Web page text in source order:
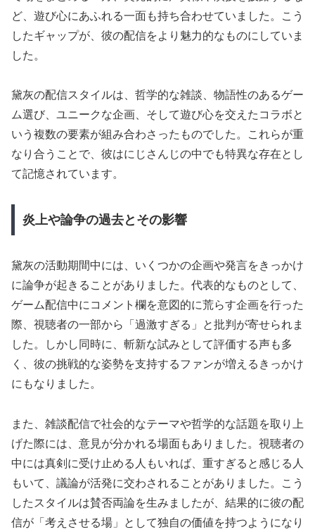
ど、遊び心にあふれる一面も持ち合わせていました。こう
したギャップが、彼の配信をより魅力的なものにしていま
した。
黛灰の配信スタイルは、哲学的な雑談、物語性のあるゲー
ム選び、ユニークな企画、そして遊び心を交えたコラボと
いう複数の要素が組み合わさったものでした。これらが重
なり合うことで、彼はにじさんじの中でも特異な存在とし
て記憶されています。
炎上や論争の過去とその影響
黛灰の活動期間中には、いくつかの企画や発言をきっかけ
に論争が起きることがありました。代表的なものとして、
ゲーム配信中にコメント欄を意図的に荒らす企画を行った
際、視聴者の一部から「過激すぎる」と批判が寄せられま
した。しかし同時に、斬新な試みとして評価する声も多
く、彼の挑戦的な姿勢を支持するファンが増えるきっかけ
にもなりました。
また、雑談配信で社会的なテーマや哲学的な話題を取り上
げた際には、意見が分かれる場面もありました。視聴者の
中には真剣に受け止める人もいれば、重すぎると感じる人
もいて、議論が活発に交わされることがありました。こう
したスタイルは賛否両論を生みましたが、結果的に彼の配
信が「考えさせる場」として独自の価値を持つようになり